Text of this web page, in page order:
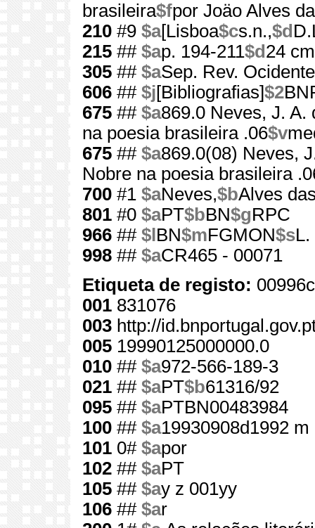
brasileira$fpor Joäo Alves
210 #9 $a[Lisboa$cs.n.,$d
215 ## $ap. 194-211$d 24 cm
305 ## $aSep. Rev.
606 ## $j[Bibliografias]$2
675 ## $a869.0 Neves, J. A.
na poesia brasileira .06$v
675 ## $a869.0(08) Neves,
Nobre na poesia brasileira
700 #1 $aNeves,$bAlves
801 #0 $aPT$bBN$gRPC
966 ## $l BN$mFGMON$sL.
998 ## $aCR465 - 00071
Etiqueta de registo:
001 831076
003 http://
005 19990125000000.0
010 ## $a972-566-189-3
021 ## $aPT$b61316/92
095 ## $aPTBN00483984
100 ## $a19930908d1992
101 0# $apor
102 ## $aPT
105 ## $ay z 001yy
106 ## $ar